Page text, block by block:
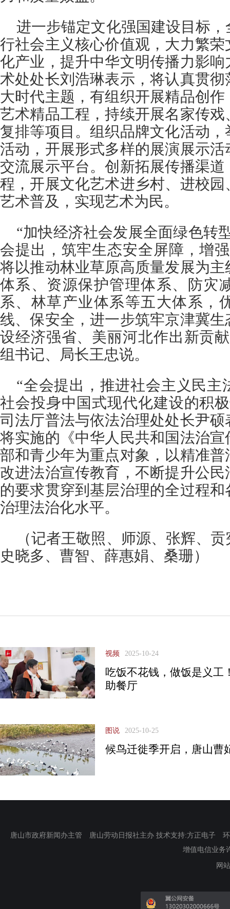
进一步锚定文化强国建设目标
行社会主义核心价值观，大力繁
化产业，提升中华文明传播力影
术处处长刘浩琳表示，将认真贯
大时代主题，有组织开展精品创
艺术精品工程，持续开展名家传
复排等项目。组织品牌文化活动
活动，开展形式多样的展演展示
交流展示平台。创新拓展传播渠
程，开展文化艺术进乡村、进校
艺术普及，实现艺术为民。
“加快经济社会发展全面绿色转
会提出，筑牢生态安全屏障，增
将以推动林业草原高质量发展为
体系、资源保护管理体系、防灾
系、林草产业体系等五大体系，
线、保安全，进一步筑牢京津冀
设经济强省、美丽河北作出新贡
组书记、局长王忠说。
“全会提出，推进社会主义民主
社会投身中国式现代化建设的积
司法厅普法与依法治理处处长尹
将实施的《中华人民共和国法治
部和青少年为重点对象，以精准
改进法治宣传教育，不断提升公
的要求贯穿到基层治理的全过程
治理法治化水平。
（记者王敬照、师源、张辉、
史晓多、曹智、薛惠娟、桑珊）
视频 2025-10-24
吃饭不花钱，做饭是义工
助餐厅
图说 2025-10-25
候鸟迁徙季开启，唐山曹
唐山市政府新闻办主管 唐山劳动日报社主办 技术支持:方正电子
增值电信业务
网